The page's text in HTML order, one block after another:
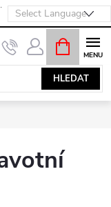
HLEDAT
NÁKUPNÍ
KOŠÍK